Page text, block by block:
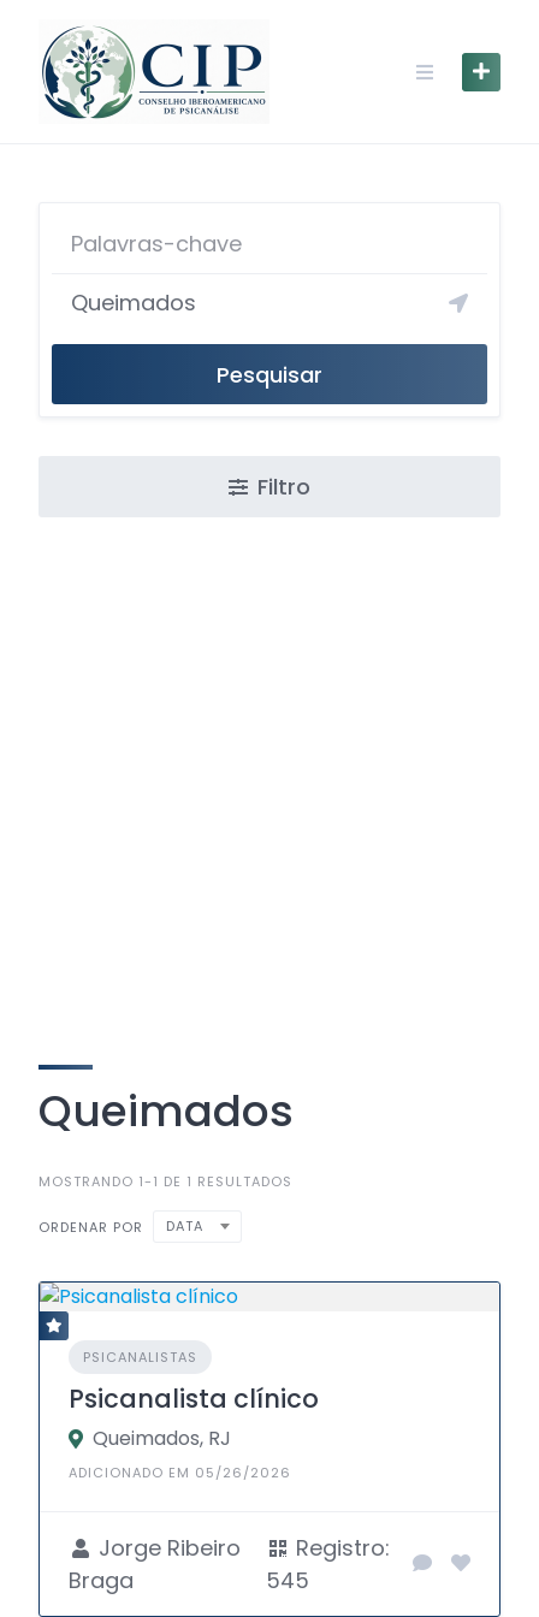
Pesquisar
Filtro
Queimados
MOSTRANDO 1-1 DE 1 RESULTADOS
ORDENAR POR DATA
PSICANALISTAS
Psicanalista clínico
Queimados, RJ
ADICIONADO EM 05/26/2026
Jorge Ribeiro
Braga
Registro:
545